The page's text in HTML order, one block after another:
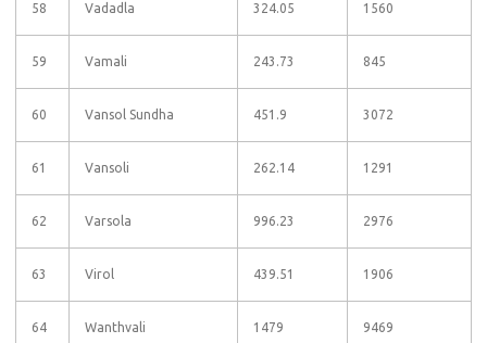
58 Vadadla 324.05 1560
59 Vamali 243.73 845
60 Vansol Sundha 451.9 3072
61 Vansoli 262.14 1291
62 Varsola 996.23 2976
63 Virol 439.51 1906
64 Wanthvali 1479 9469